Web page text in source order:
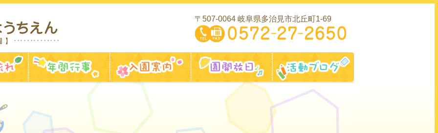
〒507-0064 岐阜県多治見市北丘町1-69
一日の流れ 年間行事 入園案内 園開放日